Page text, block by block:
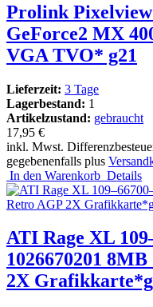
Prolink
GeForce2 MX
VGA TVO* g21
Lieferzeit: 3 Tage
Lagerbestand: 1
Artikelzustand: gebraucht
17,95 €
inkl. Mwst.
gegebenenfalls plus
In den Warenkorb Details
ATI Rage XL
1026670201
2X